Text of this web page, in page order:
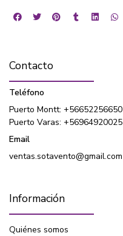
Contacto
Teléfono
Puerto Montt: +56652256650
Puerto Varas: +56964920025
Email
ventas.sotavento@gmail.com
Información
Quiénes somos